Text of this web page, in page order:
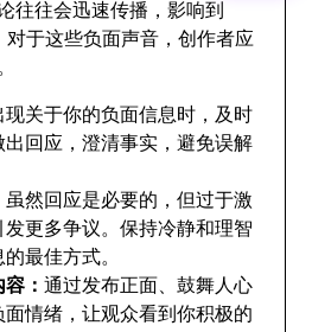
往往会迅速传播，影响到
对于这些负面声音，创作者应
现关于你的负面信息时，及时
出回应，澄清事实，避免误解
虽然回应是必要的，但过于激
更多争议。保持冷静和理智
最佳方式。
容：通过发布正面、鼓舞人心
面情绪，让观众看到你积极的